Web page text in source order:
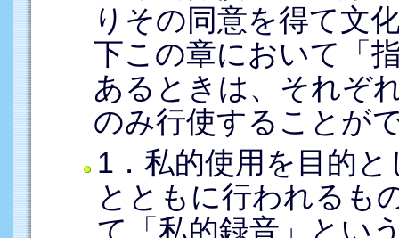
りその同意を得て文
下この章において「
あるときは、それぞ
のみ行使することが
1．私的使用を目的
とともに行われるも
て「私的録音」とい